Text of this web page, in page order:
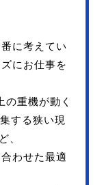
に考えてい
にお仕事を
重機が動く
する狭い現
、
わせた最適